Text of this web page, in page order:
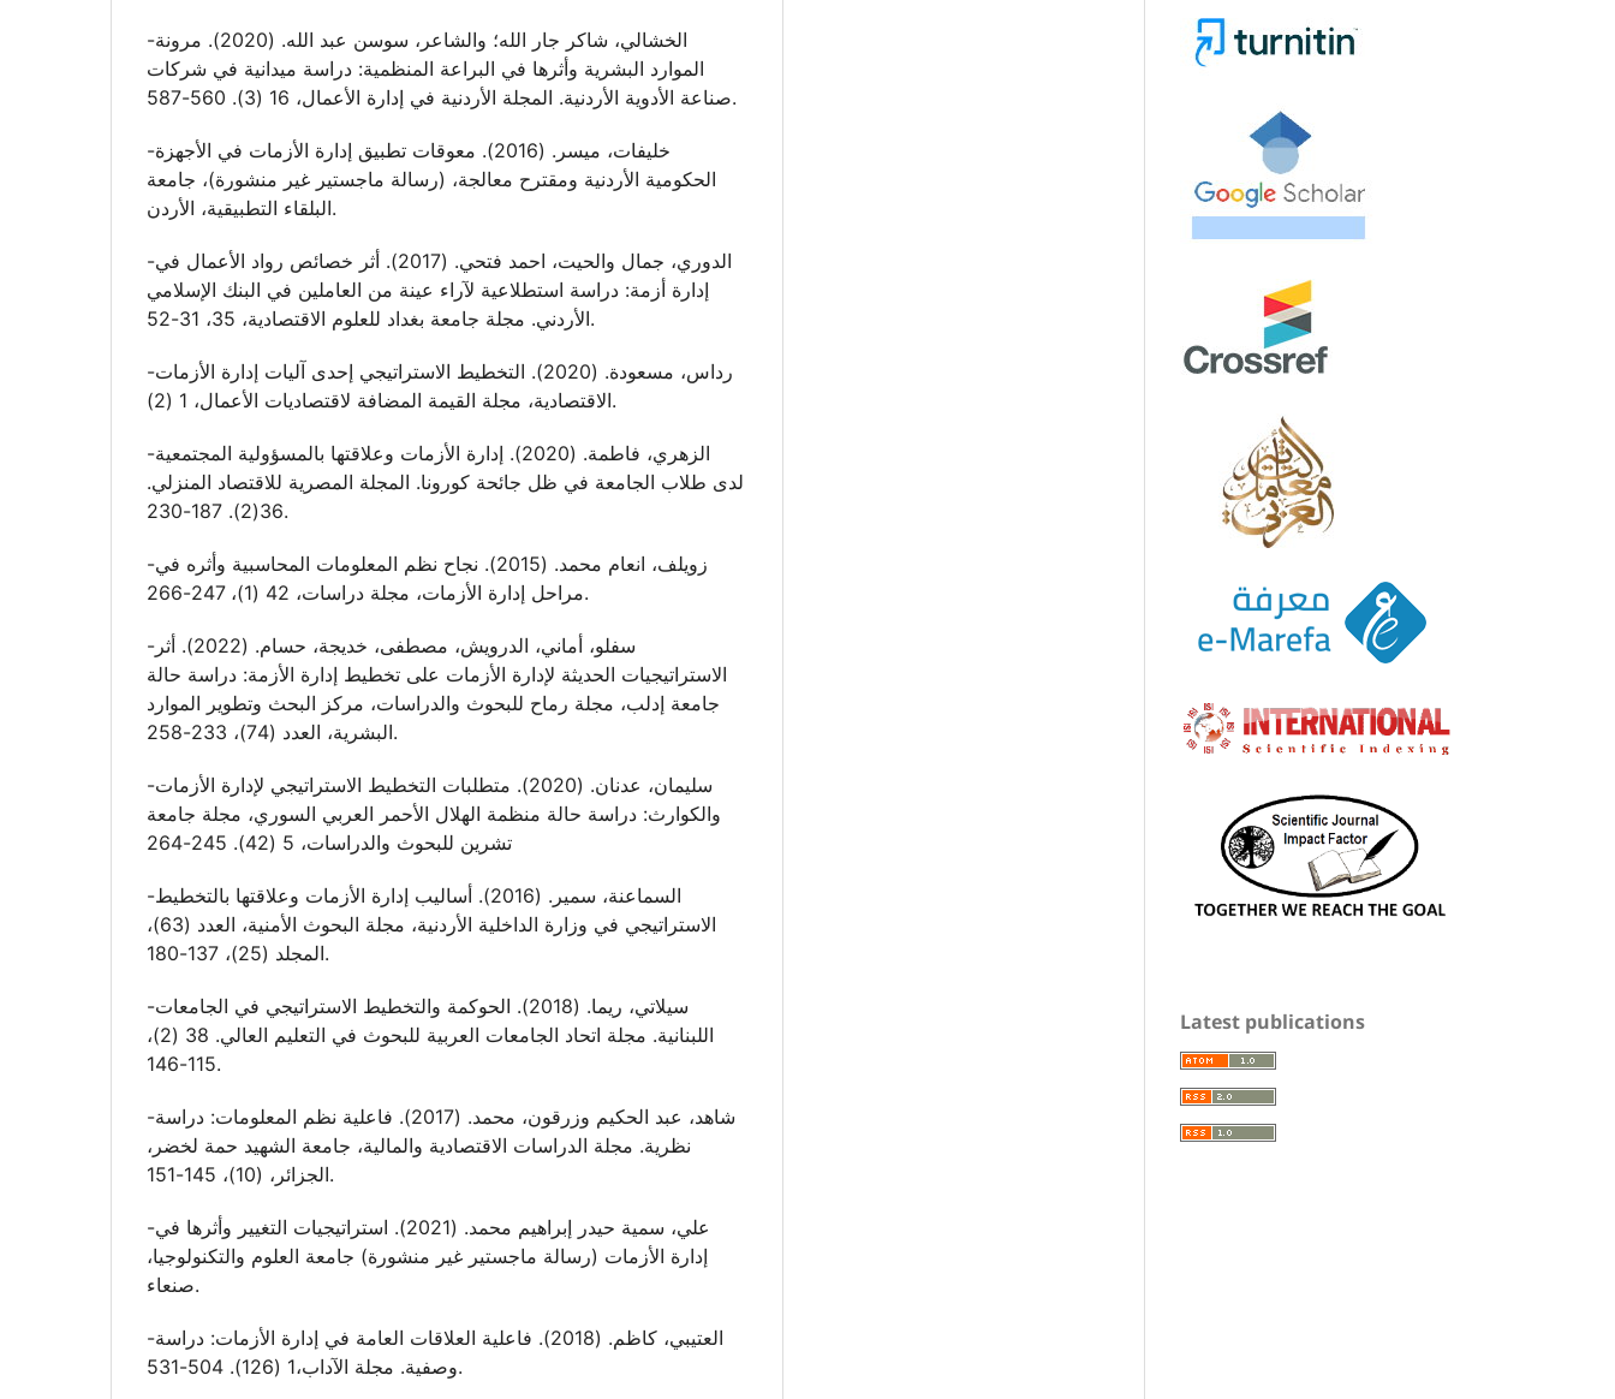
-الخشالي، شاكر جار الله؛ والشاعر، سوسن عبد الله. (2020). مرونة
الموارد البشرية وأثرها في البراعة المنظمية: دراسة ميدانية في شركات
صناعة الأدوية الأردنية. المجلة الأردنية في إدارة الأعمال، 16 (3). 560-587.
-خليفات، ميسر. (2016). معوقات تطبيق إدارة الأزمات في الأجهزة
الحكومية الأردنية ومقترح معالجة، (رسالة ماجستير غير منشورة)، جامعة
البلقاء التطبيقية، الأردن.
-الدوري، جمال والحيت، احمد فتحي. (2017). أثر خصائص رواد الأعمال في
إدارة أزمة: دراسة استطلاعية لآراء عينة من العاملين في البنك الإسلامي
الأردني. مجلة جامعة بغداد للعلوم الاقتصادية، 35، 31-52.
-رداس، مسعودة. (2020). التخطيط الاستراتيجي إحدى آليات إدارة الأزمات
الاقتصادية، مجلة القيمة المضافة لاقتصاديات الأعمال، 1 (2).
-الزهري، فاطمة. (2020). إدارة الأزمات وعلاقتها بالمسؤولية المجتمعية
لدى طلاب الجامعة في ظل جائحة كورونا. المجلة المصرية للاقتصاد المنزلي.
36(2). 187-230.
-زويلف، انعام محمد. (2015). نجاح نظم المعلومات المحاسبية وأثره في
مراحل إدارة الأزمات، مجلة دراسات، 42 (1)، 247-266.
-سفلو، أماني، الدرويش، مصطفى، خديجة، حسام. (2022). أثر
الاستراتيجيات الحديثة لإدارة الأزمات على تخطيط إدارة الأزمة: دراسة حالة
جامعة إدلب، مجلة رماح للبحوث والدراسات، مركز البحث وتطوير الموارد
البشرية، العدد (74)، 233-258.
-سليمان، عدنان. (2020). متطلبات التخطيط الاستراتيجي لإدارة الأزمات
والكوارث: دراسة حالة منظمة الهلال الأحمر العربي السوري، مجلة جامعة
تشرين للبحوث والدراسات، 5 (42). 245-264
-السماعنة، سمير. (2016). أساليب إدارة الأزمات وعلاقتها بالتخطيط
الاستراتيجي في وزارة الداخلية الأردنية، مجلة البحوث الأمنية، العدد (63)،
المجلد (25)، 137-180.
-سيلاتي، ريما. (2018). الحوكمة والتخطيط الاستراتيجي في الجامعات
اللبنانية. مجلة اتحاد الجامعات العربية للبحوث في التعليم العالي. 38 (2)،
115-146.
-شاهد، عبد الحكيم وزرقون، محمد. (2017). فاعلية نظم المعلومات: دراسة
نظرية. مجلة الدراسات الاقتصادية والمالية، جامعة الشهيد حمة لخضر،
الجزائر، (10)، 145-151.
-علي، سمية حيدر إبراهيم محمد. (2021). استراتيجيات التغيير وأثرها في
إدارة الأزمات (رسالة ماجستير غير منشورة) جامعة العلوم والتكنولوجيا،
صنعاء.
-العتيبي، كاظم. (2018). فاعلية العلاقات العامة في إدارة الأزمات: دراسة
وصفية. مجلة الآداب،1 (126). 504-531.
Latest publications